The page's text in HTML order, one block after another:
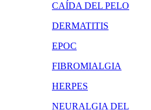
CAÍDA DEL PELO
DERMATITIS
EPOC
FIBROMIALGIA
HERPES
NEURALGIA DEL